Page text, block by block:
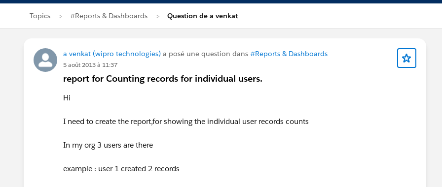
Topics #Reports & Dashboards Question de a venkat
a venkat (wipro technologies) a posé une question dans #Reports & Dashboards
5 août 2013 à 11:37
report for Counting records for individual users.
Hi
I need to create the report,for showing the individual user records counts
In my org 3 users are there
example : user 1 created 2 records